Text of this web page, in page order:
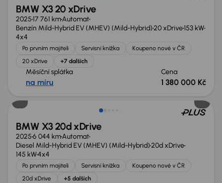
BMW X3 20 xDrive
202517 761 kmAutomat
Benzín Mild-Hybrid EV (MHEV) (Mild-Hybrid)20 xDrive153 kW
4x4
Po prvním majiteli Servisní knížka
Koupeno nové v ČR
20 xDrive
+7 dalších
Měsíční splátka
na míru
Cena
1 380 000 Kč
Zlevněno o 150 000 Kč
BMW X3 20d xDrive
20256 044 kmAutomat
Diesel Mild-Hybrid EV (MHEV) (Mild-Hybrid)20d xDrive
145 kW4x4
Po prvním majiteli Servisní knížka
Koupeno nové v ČR
20d xDrive
+5 dalších